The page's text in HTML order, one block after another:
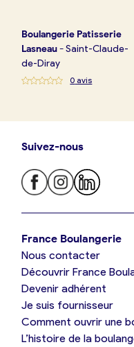
Je trouve ma
Je suis boulanger
Je découvre
Mes tarifs
Boulangerie Patisserie
Lasneau-Saint-Claude-
de-Diray
0 avis
Suivez-nous
France Boulangerie
Nous contacter
Découvrir France
Devenir adhérent
Je suis fournisseur
Comment ouvrir une
L’histoire de la